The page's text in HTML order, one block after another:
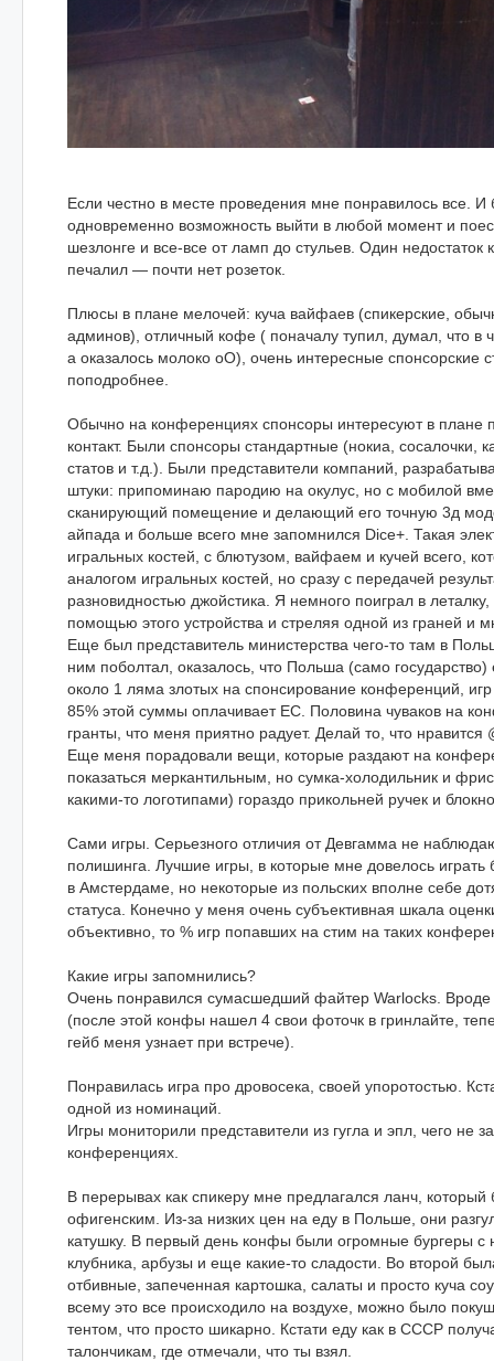
Если честно в месте проведения мне понравилось все. И
одновременно возможность выйти в любой момент и
шезлонге и все-все от ламп до стульев. Один недостаток
печалил — почти нет розеток.
Плюсы в плане мелочей: куча вайфаев (спикерские,
админов), отличный кофе ( поначалу тупил, думал, что в
а оказалось молоко оО), очень интересные спонсорские
поподробнее.
Обычно на конференциях спонсоры интересуют в плане
контакт. Были спонсоры стандартные (нокиа, сосалочки,
статов и т.д.). Были представители компаний,
штуки: припоминаю пародию на окулус, но с мобилой
сканирующий помещение и делающий его точную 3д
айпада и больше всего мне запомнился Dice+. Такая
игральных костей, с блютузом, вайфаем и кучей всего,
аналогом игральных костей, но сразу с передачей
разновидностью джойстика. Я немного поиграл в
помощью этого устройства и стреляя одной из граней и
Еще был представитель министерства чего-то там в
ним поболтал, оказалось, что Польша (само
около 1 ляма злотых на спонсирование конференций,
85% этой суммы оплачивает ЕС. Половина чуваков на
гранты, что меня приятно радует. Делай то, что нравится
Еще меня порадовали вещи, которые раздают на
показаться меркантильным, но сумка-холодильник и
какими-то логотипами) гораздо прикольней ручек и
Сами игры. Серьезного отличия от Девгамма не
полишинга. Лучшие игры, в которые мне довелось
в Амстердаме, но некоторые из польских вполне себе
статуса. Конечно у меня очень субъективная шкала
объективно, то % игр попавших на стим на таких
Какие игры запомнились?
Очень понравился сумасшедший файтер Warlocks. Вроде
(после этой конфы нашел 4 свои фоточк в гринлайте,
гейб меня узнает при встрече).
Понравилась игра про дровосека, своей упоротостью.
одной из номинаций.
Игры мониторили представители из гугла и эпл, чего не
конференциях.
В перерывах как спикеру мне предлагался ланч, который
офигенским. Из-за низких цен на еду в Польше, они
катушку. В первый день конфы были огромные бургеры с
клубника, арбузы и еще какие-то сладости. Во второй
отбивные, запеченная картошка, салаты и просто куча
всему это все происходило на воздухе, можно было
тентом, что просто шикарно. Кстати еду как в СССР
талончикам, где отмечали, что ты взял.